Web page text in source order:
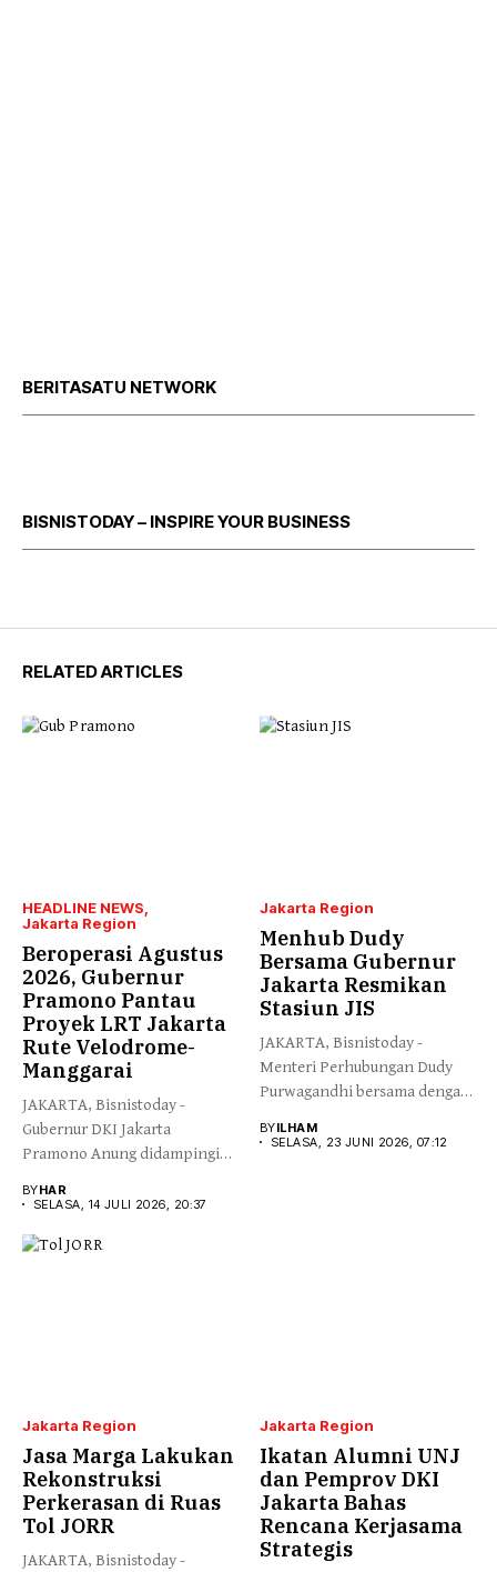
BERITASATU NETWORK
BISNISTODAY – INSPIRE YOUR BUSINESS
RELATED ARTICLES
HEADLINE NEWS
Jakarta Region
Beroperasi Agustus
2026, Gubernur
Pramono Pantau
Proyek LRT Jakarta
Rute Velodrome-
Manggarai
JAKARTA, Bisnistoday -
Gubernur DKI Jakarta
Pramono Anung didampingi
BYHAR
SELASA, 14 JULI 2026, 20:37
Jakarta Region
Menhub Dudy
Bersama Gubernur
Jakarta Resmikan
Stasiun JIS
JAKARTA, Bisnistoday -
Menteri Perhubungan Dudy
Purwagandhi bersama dengan
BYILHAM
SELASA, 23 JUNI 2026, 07:12
Jakarta Region
Jasa Marga Lakukan
Rekonstruksi
Perkerasan di Ruas
Tol JORR
JAKARTA, Bisnistoday -
Jakarta Region
Ikatan Alumni UNJ
dan Pemprov DKI
Jakarta Bahas
Rencana Kerjasama
Strategis